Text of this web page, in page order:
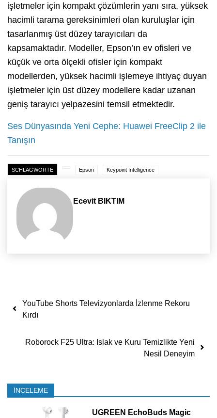
işletmeler için kompakt çözümlerin yanı sıra, yüksek
hacimli tarama gereksinimleri olan kuruluşlar için
tasarlanmış üst düzey tarayıcıları da
kapsamaktadır. Modeller, Epson’ın ev ofisleri ve
küçük ve orta ölçekli ofisler için kompakt
modellerden, yüksek hacimli işlemeye ihtiyaç duyan
işletmeler için üst düzey modellere kadar uzanan
geniş tarayıcı yelpazesini temsil etmektedir.
Ses Dünyasında Yeni Cephe: Huawei FreeClip 2 ile
Tanışın
SCHLAGWORTE Epson Keypoint Intelligence
Ecevit BIKTIM
Yazı dolaşımı
YouTube Shorts Televizyonlarda İzlenme Rekoru
Kırdı
Roborock F25 Ultra: Islak ve Kuru Temizlikte Yeni
Nesil Deneyim
İNCELEME
UGREEN EchoBuds Magic